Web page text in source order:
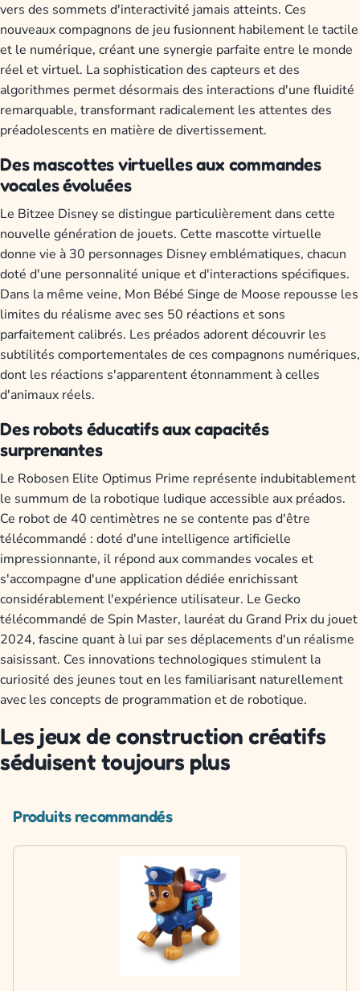
vers des sommets d'interactivité jamais atteints. Ces
nouveaux compagnons de jeu fusionnent habilement le tactile
et le numérique, créant une synergie parfaite entre le monde
réel et virtuel. La sophistication des capteurs et des
algorithmes permet désormais des interactions d'une fluidité
remarquable, transformant radicalement les attentes des
préadolescents en matière de divertissement.
Des mascottes virtuelles aux commandes
vocales évoluées
Le Bitzee Disney se distingue particulièrement dans cette
nouvelle génération de jouets. Cette mascotte virtuelle
donne vie à 30 personnages Disney emblématiques, chacun
doté d'une personnalité unique et d'interactions spécifiques.
Dans la même veine, Mon Bébé Singe de Moose repousse les
limites du réalisme avec ses 50 réactions et sons
parfaitement calibrés. Les préados adorent découvrir les
subtilités comportementales de ces compagnons numériques,
dont les réactions s'apparentent étonnamment à celles
d'animaux réels.
Des robots éducatifs aux capacités
surprenantes
Le Robosen Elite Optimus Prime représente indubitablement
le summum de la robotique ludique accessible aux préados.
Ce robot de 40 centimètres ne se contente pas d'être
télécommandé : doté d'une intelligence artificielle
impressionnante, il répond aux commandes vocales et
s'accompagne d'une application dédiée enrichissant
considérablement l'expérience utilisateur. Le Gecko
télécommandé de Spin Master, lauréat du Grand Prix du jouet
2024, fascine quant à lui par ses déplacements d'un réalisme
saisissant. Ces innovations technologiques stimulent la
curiosité des jeunes tout en les familiarisant naturellement
avec les concepts de programmation et de robotique.
Les jeux de construction créatifs
séduisent toujours plus
Produits recommandés